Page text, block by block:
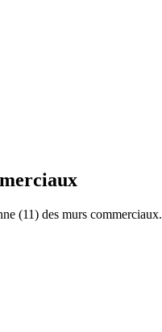
(11) des murs commerciaux.